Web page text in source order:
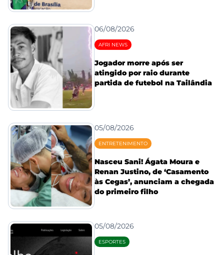
06/08/2026
AFRI NEWS
Jogador morre após ser
atingido por raio durante
partida de futebol na Tailândia
05/08/2026
ENTRETENIMENTO
Nasceu Sani! Ágata Moura e
Renan Justino, de ‘Casamento
às Cegas’, anunciam a chegada
do primeiro filho
05/08/2026
ESPORTES